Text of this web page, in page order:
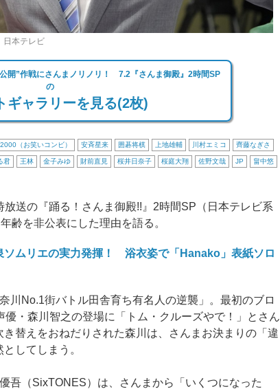
日本テレビ
開”作戦にさんまノリノリ！ 7.2『さんま御殿』2時間SP
の
ギャラリーを見る(2枚)
（お笑いコンビ） 安斉星来 囲碁将棋 上地雄輔 川村エミコ 齊藤なぎさ
君 王林 金子みゆ 財前直見 桜井日奈子 桜庭大翔 佐野文哉 JP 畠中悠
送の『踊る！さんま御殿!!』2時間SP（日本テレビ系
齢を非公表にした理由を語る。
ソムリエの実力発揮！ 浴衣姿で「Hanako」表紙ソロ
川No.1街バトル田舎育ち有名人の逆襲」。最初のブロ
・森川智之の登場に「トム・クルーズやで！」とさん
替えをおねだりされた森川は、さんまお決まりの「違
してしまう。
吾（SixTONES）は、さんまから「いくつになった